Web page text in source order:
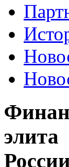
элита